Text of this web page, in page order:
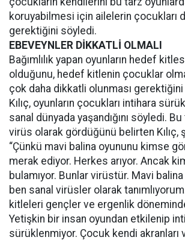
koruyabilmesi için ailelerin çocukları
gerektiğini söyledi.
EBEVEYNLER DİKKATLİ OLMALI
Bağımlılık yapan oyunların hedef
olduğunu, hedef kitlenin çocuklar
çok daha dikkatli olunması
Kılıç, oyunların çocukları intihara
sanal dünyada yaşandığını söyledi.
virüs olarak gördüğünü belirten Kılıç,
“Çünkü mavi balina oyununu kimse
merak ediyor. Herkes arıyor. Ancak
bulamıyor. Bunlar virüstür. Mavi balina
ben sanal virüsler olarak
kitleleri gençler ve ergenlik
Yetişkin bir insan oyundan etkilenip
sürüklenmiyor. Çocuk kendi akranları